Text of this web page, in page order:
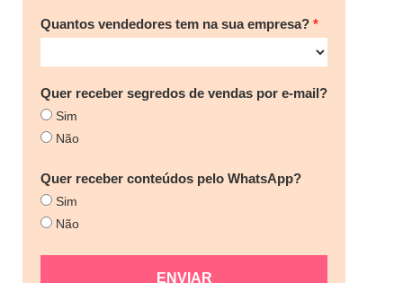
Quantos vendedores tem na sua empresa?
Quer receber segredos de vendas por e-mail?
Sim
Não
Quer receber conteúdos pelo WhatsApp?
Sim
Não
ENVIAR